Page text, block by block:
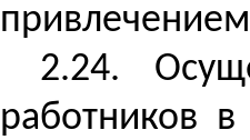
2.24.
работников